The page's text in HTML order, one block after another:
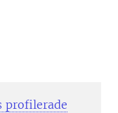
profilerade